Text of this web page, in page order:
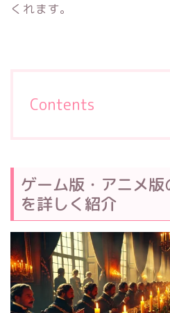
くれます。
Contents
ゲーム版・アニメ
を詳しく紹介